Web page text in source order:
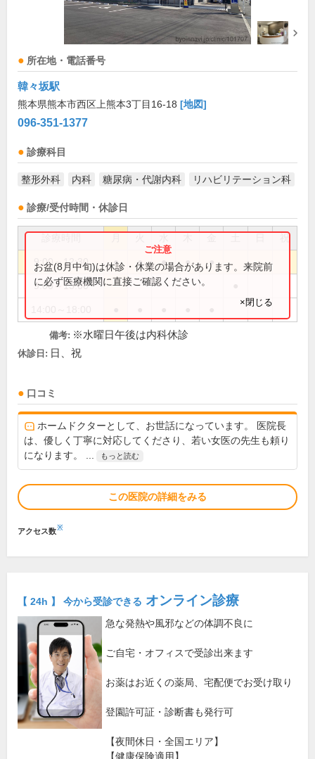
所在地・電話番号
韓々坂駅
熊本県熊本市西区上熊本3丁目16-18 [地図]
096-351-1377
診療科目
整形外科 内科 糖尿病・代謝内科 リハビリテーション科
診療/受付時間・休診日
祝
9:00～12:30 ● ● ● ● ●
9:00～13:00
お盆(8月中旬)は休診・休業の場合があります。来院前
に必ず医療機関に直接ご確認ください。
×閉じる
備考: ※水曜日午後は内科休診
休診日: 日、祝
口コミ
ホームドクターとして、お世話になっています。 医院長
は、優しく丁寧に対応してくださり、若い女医の先生も頼り
になります。 ...
もっと読む
この医院の詳細をみる
アクセス数※
【 24h 】 今から受診できる オンライン診療
急な発熱や風邪などの体調不良に
ご自宅・オフィスで受診出来ます
お薬はお近くの薬局、宅配便でお受け取り
登園許可証・診断書も発行可
【夜間休日・全国エリア】
【健康保険適用】